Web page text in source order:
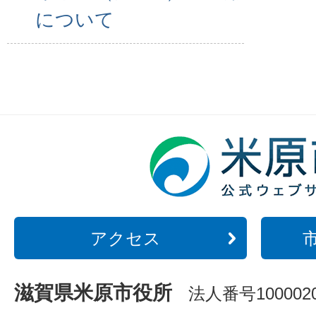
について
アクセス
滋賀県米原市役所 法人番号